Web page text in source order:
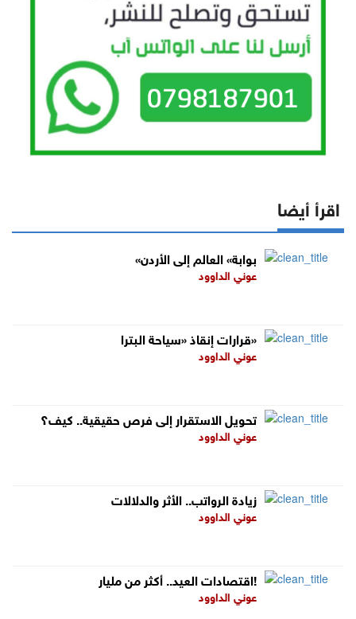
اقرأ أيضا
«بوابة» العالم إلى الأردن
عوني الداوود
قرارات إنقاذ «سياحة البترا»
عوني الداوود
تحويل الاستقرار إلى فرص حقيقية.. كيف؟
عوني الداوود
زيادة الرواتب.. الأثر والدلالات
عوني الداوود
اقتصادات العيد.. أكثر من مليار!
عوني الداوود